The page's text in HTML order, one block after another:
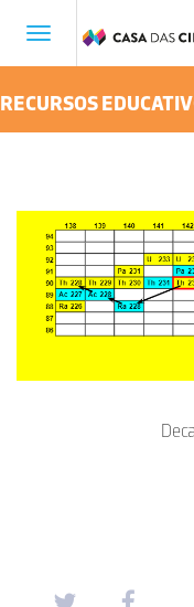
Toggle
RECURSOS